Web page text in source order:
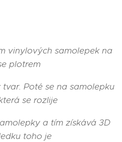
vinylových samolepek na
plotrem
Poté se na samolepku
se rozlije
a tím získává 3D
toho je